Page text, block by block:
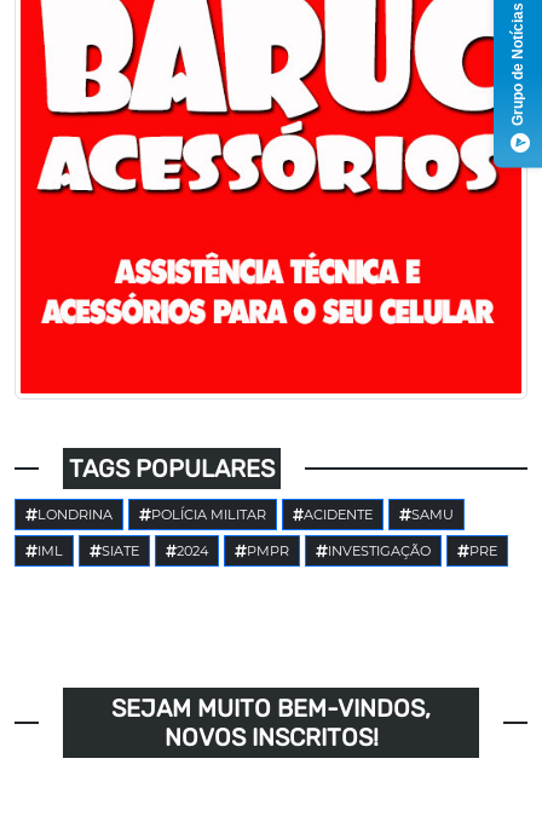
TAGS POPULARES
LONDRINA POLÍCIA MILITAR ACIDENTE SAMU
IML SIATE 2024 PMPR INVESTIGAÇÃO PRE
SEJAM MUITO BEM-VINDOS,
NOVOS INSCRITOS!
Grupo de Notícias